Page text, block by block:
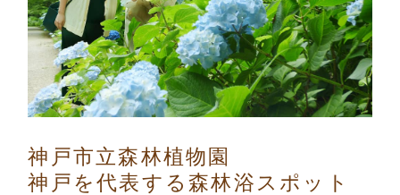
神戸市立森林植物園
神戸を代表する森林浴スポット